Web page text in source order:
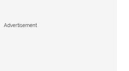
Advertisement